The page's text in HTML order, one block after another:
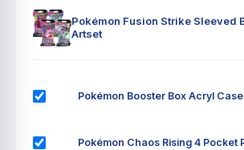
Pokémon Fusion Strike Sleeved
Artset
Pokémon Booster Box Acryl Case
Pokémon Chaos Rising 4 Pocket